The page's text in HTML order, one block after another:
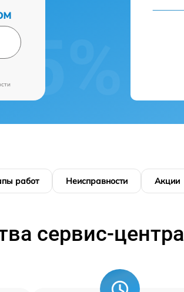
работ Неисправности Акции
сервис-центра